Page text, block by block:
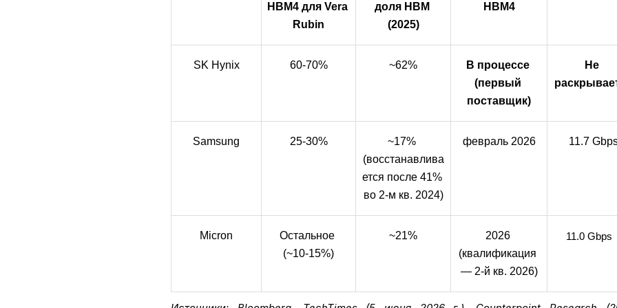
HBM4 для Vera
Rubin
доля HBM
(2025)
HBM4
SK Hynix 60-70% ~62%
В процессе
(первый
поставщик)
Не
Samsung 25-30%
~17%
(восстанавлива
ется после 41%
во 2-м кв. 2024)
февраль 2026 11.7
Micron
Остальное
(~10-15%)
~21%
2026
(квалификация
— 2-й кв. 2026)
11.0 Gbps